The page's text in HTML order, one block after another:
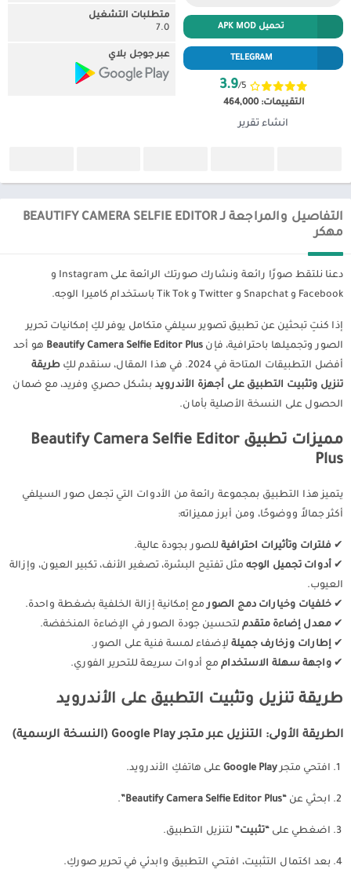
تحميل APK MOD
TELEGRAM
3.9/5
التقييمات:464,000
انشاء تقرير
متطلبات التشغيل
7.0
عبر جوجل بلاي
التفاصيل والمراجعة لـ BEAUTIFY CAMERA SELFIE EDITOR
مهكر
دعنا نلتقط صورًا رائعة ونشارك صورتك الرائعة على Instagram و
Facebook و Snapchat و Twitter و Tik Tok باستخدام كاميرا الوجه.
إذا كنتِ تبحثين عن تطبيق تصوير سيلفي متكامل يوفر لكِ إمكانيات تحرير
الصور وتجميلها باحترافية، فإن Beautify Camera Selfie Editor Plus هو أحد
أفضل التطبيقات المتاحة في 2024. في هذا المقال، سنقدم لكِ
طريقة
تنزيل وتثبيت التطبيق على أجهزة الأندرويد بشكل حصري وفريد، مع ضمان
الحصول على النسخة الأصلية بأمان.
مميزات تطبيق Beautify Camera Selfie Editor
Plus
يتميز هذا التطبيق بمجموعة رائعة من الأدوات التي تجعل صور السيلفي
أكثر جمالاً ووضوحًا، ومن أبرز مميزاته:
✔ فلترات وتأثيرات احترافية للصور بجودة عالية.
✔ أدوات تجميل الوجه مثل تفتيح البشرة، تصغير الأنف، تكبير العيون، وإزالة
العيوب.
✔ خلفيات وخيارات دمج الصورمع إمكانية إزالة الخلفية بضغطة واحدة.
✔ معدل إضاءة متقدم لتحسين جودة الصور في الإضاءة المنخفضة.
✔ إطارات وزخارف جميلة لإضفاء لمسة فنية على الصور.
✔ واجهة سهلة الاستخدام مع أدوات سريعة للتحرير الفوري.
طريقة تنزيل وتثبيت التطبيق على الأندرويد
الطريقة الأولى: التنزيل عبر متجر Google Play (النسخة الرسمية)
افتحي متجرGoogle Play على هاتفكِ الأندرويد.
ابحثي عن “Beautify Camera Selfie Editor Plus”
.
اضغطي على “تثبيت” لتنزيل التطبيق.
بعد اكتمال التثبيت، افتحي التطبيق وابدئي في تحرير صوركِ.